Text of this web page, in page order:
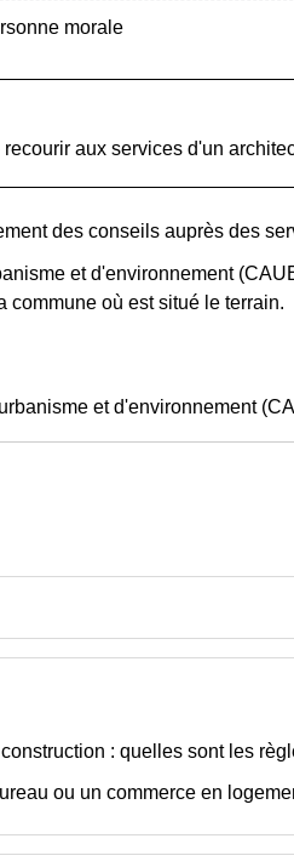
morale
aux services d'un
des conseils auprès des
et d'environnement
commune où est situé le terrain.
et d'environnement
: quelles sont les
ou un commerce en